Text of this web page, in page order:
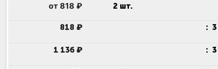
от 818 ₽ 2 шт.
818 ₽ :
1 136 ₽ :